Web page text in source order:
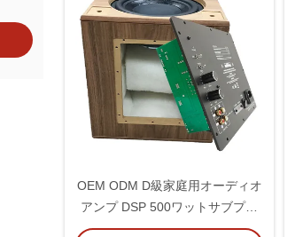
OEM ODM D級家庭用オーディオ
アンプ DSP 500ワットサブプレ
ートアンプ